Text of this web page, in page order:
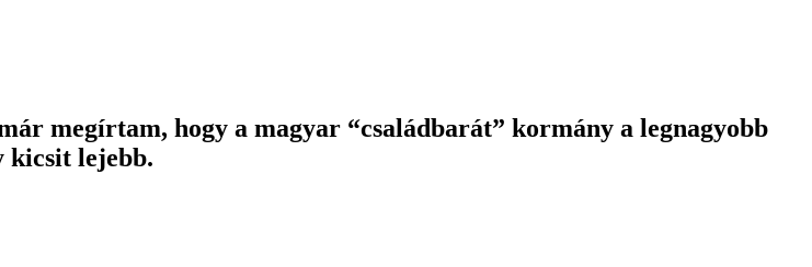
megírtam, hogy a magyar “családbarát” kormány a legnagyobb
kicsit lejebb.